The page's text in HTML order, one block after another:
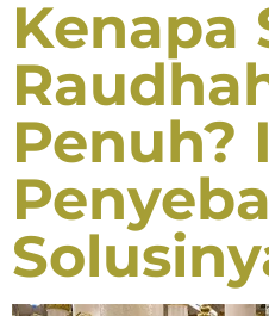
Kenapa
Penuh?